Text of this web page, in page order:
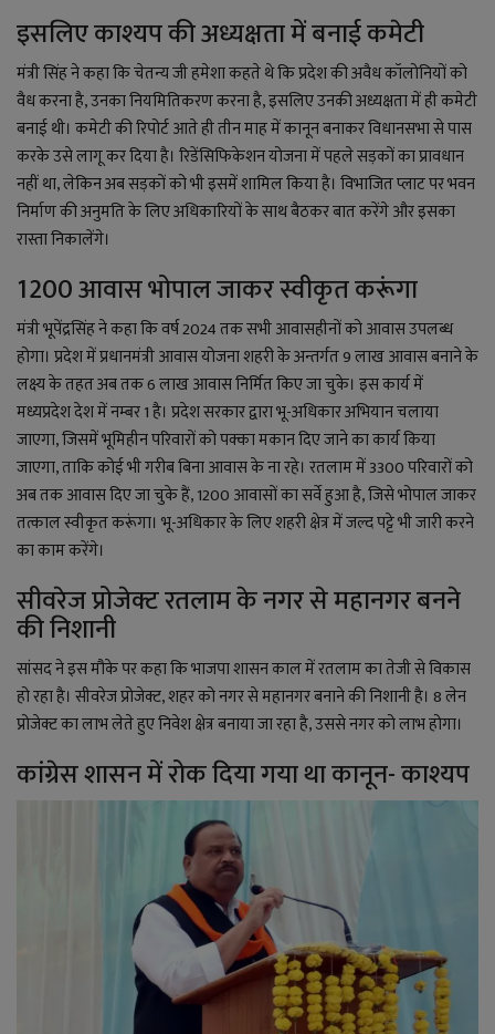
इसलिए काश्यप की अध्यक्षता में बनाई कमेटी
मंत्री सिंह ने कहा कि चेतन्य जी हमेशा कहते थे कि प्रदेश की अवैध कॉलोनियों को
वैध करना है, उनका नियमितिकरण करना है, इसलिए उनकी अध्यक्षता में ही कमेटी
बनाई थी। कमेटी की रिपोर्ट आते ही तीन माह में कानून बनाकर विधानसभा से पास
करके उसे लागू कर दिया है। रिडेंसिफिकेशन योजना में पहले सड़कों का प्रावधान
नहीं था, लेकिन अब सड़कों को भी इसमें शामिल किया है। विभाजित प्लाट पर भवन
निर्माण की अनुमति के लिए अधिकारियों के साथ बैठकर बात करेंगे और इसका
रास्ता निकालेंगे।
1200 आवास भोपाल जाकर स्वीकृत करूंगा
मंत्री भूपेंद्रसिंह ने कहा कि वर्ष 2024 तक सभी आवासहीनों को आवास उपलब्ध
होगा। प्रदेश में प्रधानमंत्री आवास योजना शहरी के अन्तर्गत 9 लाख आवास बनाने के
लक्ष्य के तहत अब तक 6 लाख आवास निर्मित किए जा चुके। इस कार्य में
मध्यप्रदेश देश में नम्बर 1 है। प्रदेश सरकार द्वारा भू-अधिकार अभियान चलाया
जाएगा, जिसमें भूमिहीन परिवारों को पक्का मकान दिए जाने का कार्य किया
जाएगा, ताकि कोई भी गरीब बिना आवास के ना रहे। रतलाम में 3300 परिवारों को
अब तक आवास दिए जा चुके हैं, 1200 आवासों का सर्वे हुआ है, जिसे भोपाल जाकर
तत्काल स्वीकृत करूंगा। भू-अधिकार के लिए शहरी क्षेत्र में जल्द पट्टे भी जारी करने
का काम करेंगे।
सीवरेज प्रोजेक्ट रतलाम के नगर से महानगर बनने
की निशानी
सांसद ने इस मौके पर कहा कि भाजपा शासन काल में रतलाम का तेजी से विकास
हो रहा है। सीवरेज प्रोजेक्ट, शहर को नगर से महानगर बनाने की निशानी है। 8 लेन
प्रोजेक्ट का लाभ लेते हुए निवेश क्षेत्र बनाया जा रहा है, उससे नगर को लाभ होगा।
कांग्रेस शासन में रोक दिया गया था कानून- काश्यप